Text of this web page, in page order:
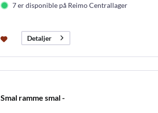
7 er disponible på Reimo Centrallager
Detaljer
Smal ramme smal -